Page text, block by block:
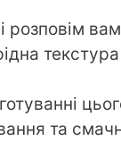
розповім
та